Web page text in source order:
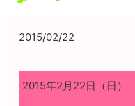
2015/02/22
2015年2月22日（日